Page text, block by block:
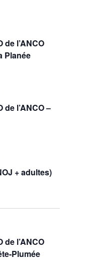
de l’ANCO
Planée
l’ANCO –
+ adultes)
de l’ANCO
Plumée